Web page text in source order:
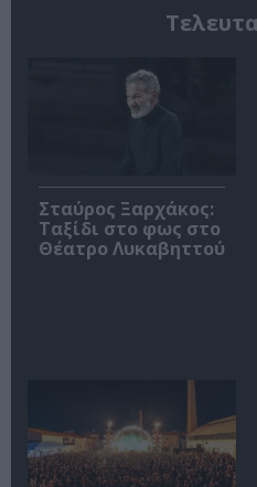
Σταύρος Ξαρχάκος:
Ταξίδι στο φως στο
Θέατρο Λυκαβηττού